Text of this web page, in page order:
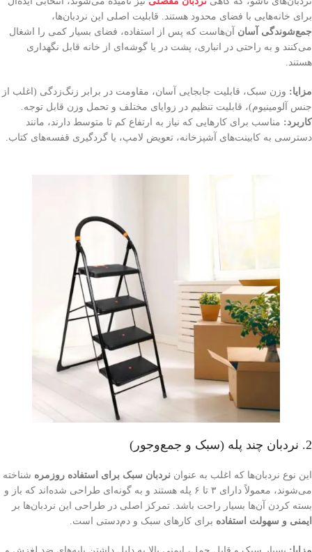
برای خانه‌هایی با فضای محدود هستند. قابلیت اصلی این نردبان‌ها،
جمع‌شوندگی آسان آن‌هاست که پس از استفاده، فضای بسیار کمی را اشغال
می‌کنند و به راحتی در انباری، پشت در یا گوشه‌ای از خانه قابل نگهداری
هستند.
مزایا: وزن سبک، قابلیت جابجایی آسان، مقاومت در برابر زنگ‌زدگی (اغلب از
جنس آلومینیوم)، قابلیت تنظیم در زوایای مختلف و تحمل وزن قابل توجه.
کاربرد: مناسب برای کارهایی که نیاز به ارتفاع کم تا متوسط دارند، مانند
دسترسی به کابینت‌های آشپزخانه، تعویض لامپ، یا گردگیری قفسه‌های کتاب.
2. نردبان چند پله (سبک و جمع‌وجور)
این نوع نردبان‌ها که اغلب به عنوان نردبان سبک برای استفاده روزمره شناخته
می‌شوند، معمولاً دارای ۳ تا ۶ پله هستند و به گونه‌ای طراحی شده‌اند که باز و
بسته کردن آن‌ها بسیار راحت باشد. تمرکز اصلی در طراحی این نردبان‌ها بر
ایمنی و سهولت استفاده برای کارهای سبک و دم‌دستی است.